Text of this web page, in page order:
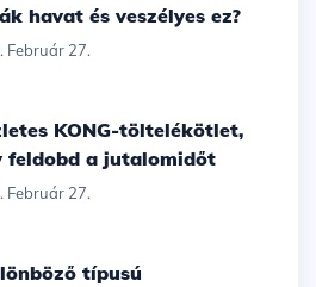
havat és veszélyes ez?
Február 27.
feldobd a jutalomidőt
Február 27.